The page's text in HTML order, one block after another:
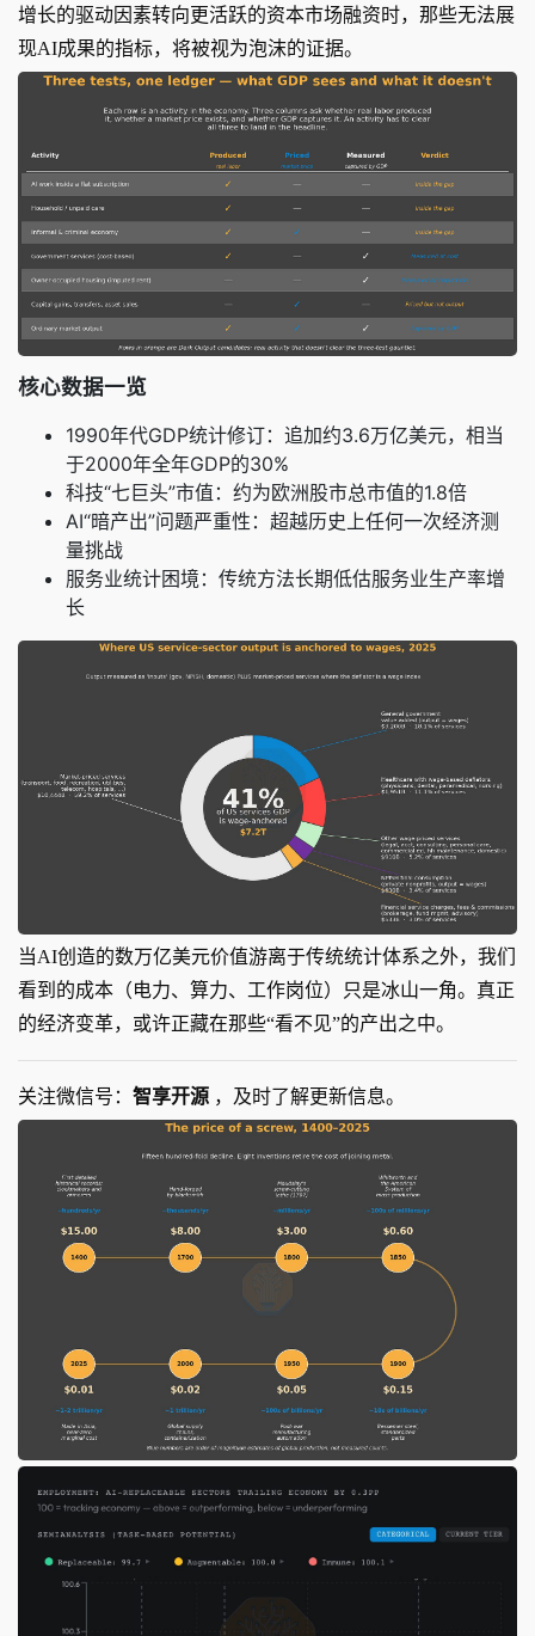
增长的驱动因素转向更活跃的资本市场融资时，那些无法展
现AI成果的指标，将被视为泡沫的证据。
核心数据一览
1990年代GDP统计修订：追加约3.6万亿美元，相当
于2000年全年GDP的30%
科技“七巨头”市值：约为欧洲股市总市值的1.8倍
AI“暗产出”问题严重性：超越历史上任何一次经济测
量挑战
服务业统计困境：传统方法长期低估服务业生产率增
长
当AI创造的数万亿美元价值游离于传统统计体系之外，我们
看到的成本（电力、算力、工作岗位）只是冰山一角。真正
的经济变革，或许正藏在那些“看不见”的产出之中。
关注微信号： 智享开源 ，及时了解更新信息。